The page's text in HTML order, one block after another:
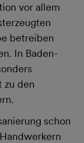
vor allem
betreiben
In Baden-
zu den
schon